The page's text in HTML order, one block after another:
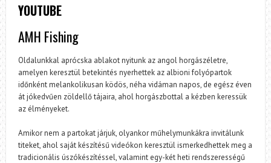
YOUTUBE
AMH Fishing
Oldalunkkal aprócska ablakot nyitunk az angol horgászéletre,
amelyen keresztül betekintés nyerhettek az albioni folyópartok
időnként melankolikusan ködös, néha vidáman napos, de egész éven
át jókedvűen zöldellő tájaira, ahol horgászbottal a kézben keressük
az élményeket.
Amikor nem a partokat járjuk, olyankor műhelymunkákra invitálunk
titeket, ahol saját készítésű videókon keresztül ismerkedhettek meg a
tradicionális úszókészítéssel, valamint egy-két heti rendszerességű